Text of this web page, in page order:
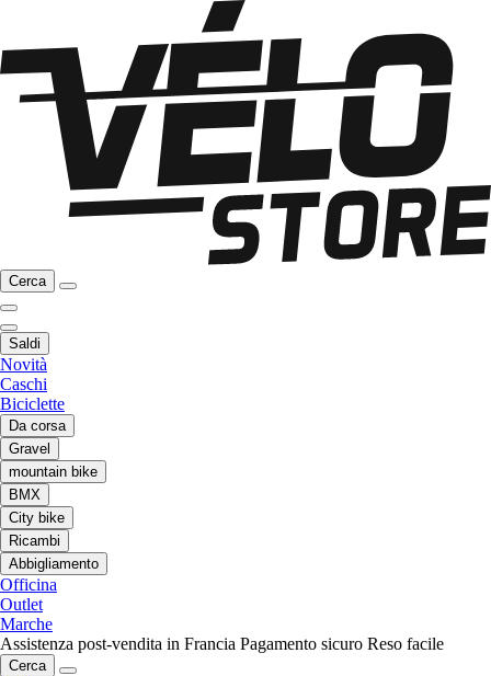
Cerca
Saldi
Novità
Caschi
Biciclette
Da corsa
Gravel
mountain bike
BMX
City bike
Ricambi
Abbigliamento
Officina
Outlet
Marche
Assistenza post-vendita in Francia Pagamento sicuro Reso facile
Cerca